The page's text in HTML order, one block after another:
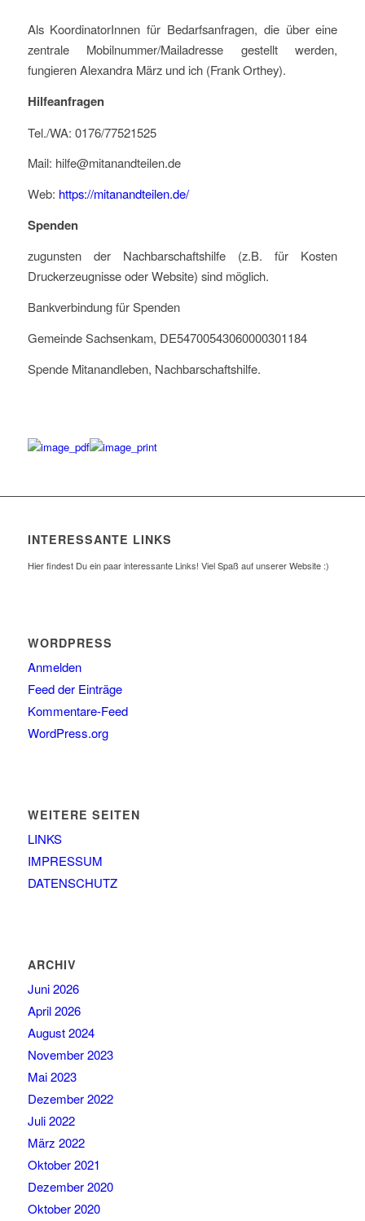
Als KoordinatorInnen für Bedarfsanfragen, die über eine
zentrale Mobilnummer/Mailadresse gestellt werden,
fungieren Alexandra März und ich (Frank Orthey).
Hilfeanfragen
Tel./WA: 0176/77521525
Mail: hilfe@mitanandteilen.de
Web: https://mitanandteilen.de/
Spenden
zugunsten der Nachbarschaftshilfe (z.B. für Kosten
Druckerzeugnisse oder Website) sind möglich.
Bankverbindung für Spenden
Gemeinde Sachsenkam, DE54700543060000301184
Spende Mitanandleben, Nachbarschaftshilfe.
INTERESSANTE LINKS
Hier findest Du ein paar interessante Links! Viel Spaß auf unserer Website :)
WORDPRESS
Anmelden
Feed der Einträge
Kommentare-Feed
WordPress.org
WEITERE SEITEN
LINKS
IMPRESSUM
DATENSCHUTZ
ARCHIV
Juni 2026
April 2026
August 2024
November 2023
Mai 2023
Dezember 2022
Juli 2022
März 2022
Oktober 2021
Dezember 2020
Oktober 2020